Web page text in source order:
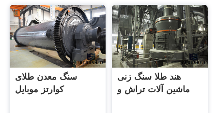
سنگ معدن طلای
کوارتز موبایل
هند طلا سنگ زنی
ماشین آلات تراش و